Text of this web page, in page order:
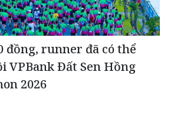
đồng, runner đã có thể
VPBank Đất Sen Hồng
2026